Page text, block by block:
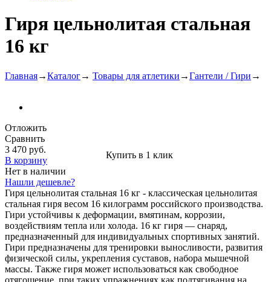
Гиря цельнолитая стальная
16 кг
Главная→Каталог→ Товары для атлетики →Гантели / Гири →
Отложить
Сравнить
3 470 руб.
В корзину
Купить в 1 клик
Нет в наличии
Нашли дешевле?
Гиря цельнолитая стальная 16 кг - классическая цельнолитая
стальная гиря весом 16 килограмм российского производства.
Гири устойчивы к деформации, вмятинам, коррозии,
воздействиям тепла или холода. 16 кг гиря — снаряд,
предназначенный для индивидуальных спортивных занятий.
Гири предназначены для тренировки выносливости, развития
физической силы, укрепления суставов, набора мышечной
массы. Также гиря может использоваться как свободное
отягощение, при таких упражнениях как подтягивания на